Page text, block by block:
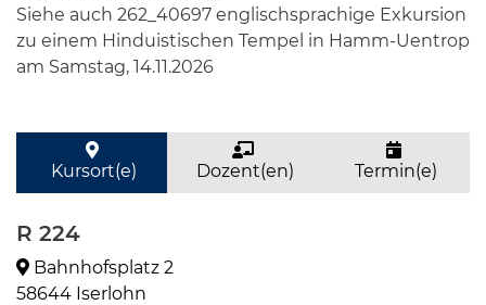
Siehe auch 262_40697 englischsprachige Exkursion
zu einem Hinduistischen Tempel in Hamm-Uentrop
am Samstag, 14.11.2026
Kursort(e) Dozent(en) Termin(e)
R 224
Bahnhofsplatz 2
58644 Iserlohn